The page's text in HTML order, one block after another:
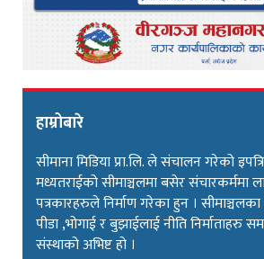
हाम्रोबारे
सीमाना मिडिया प्रा.लि. ले संचालन गरेको
मध्यतराईको सीमाञ्चलमा बसेर संचारकर्ममा
पत्रकारहरुले निर्माण गरेका हुन ।
पीडा ,भोगाई र बुझाईलाई नीति निर्माताहरु
संस्थाको अभिष्ट हो ।